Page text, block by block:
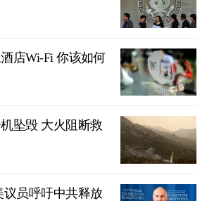
店Wi-Fi 你该如何
坠毁 大火阻断救
员呼吁中共释放